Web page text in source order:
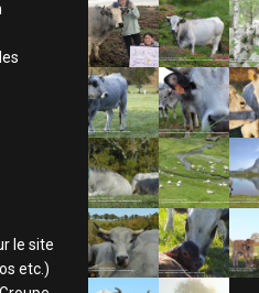
le site
etc.)